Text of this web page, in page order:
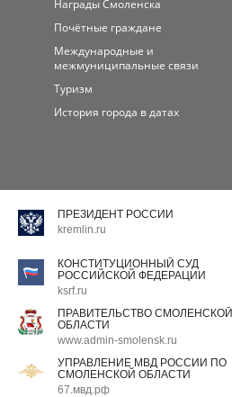
Награды Смоленска
Почётные граждане
Международные и
межмуниципальные связи
Туризм
История города в датах
ПРЕЗИДЕНТ РОССИИ
kremlin.ru
КОНСТИТУЦИОННЫЙ СУД
РОССИЙСКОЙ ФЕДЕРАЦИИ
ksrf.ru
ПРАВИТЕЛЬСТВО СМОЛЕНСКОЙ
ОБЛАСТИ
www.admin-smolensk.ru
УПРАВЛЕНИЕ МВД РОССИИ ПО
СМОЛЕНСКОЙ ОБЛАСТИ
67.мвд.рф